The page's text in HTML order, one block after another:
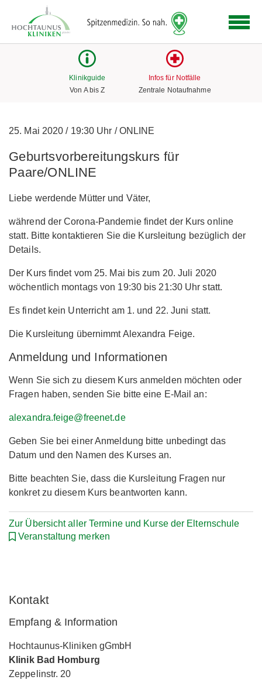
Link
zur
Klinikguide
Von A bis Z
Infos für Notfälle
Zentrale Notaufnahme
25. Mai 2020/19:30 Uhr /ONLINE
Geburtsvorbereitungskurs für
Paare/ONLINE
Liebe werdende Mütter und Väter,
während der Corona-Pandemie findet der Kurs online
statt. Bitte kontaktieren Sie die Kursleitung bezüglich der
Details.
Der Kurs findet vom 25. Mai bis zum 20. Juli 2020
wöchentlich montags von 19:30 bis 21:30 Uhr statt.
Es findet kein Unterricht am 1. und 22. Juni statt.
Die Kursleitung übernimmt Alexandra Feige.
Anmeldung und Informationen
Wenn Sie sich zu diesem Kurs anmelden möchten oder
Fragen haben, senden Sie bitte eine E-Mail an:
alexandra.feige@freenet.de
Geben Sie bei einer Anmeldung bitte unbedingt das
Datum und den Namen des Kurses an.
Bitte beachten Sie, dass die Kursleitung Fragen nur
konkret zu diesem Kurs beantworten kann.
Zur Übersicht aller Termine und Kurse der Elternschule
Veranstaltung merken
Kontakt
Empfang & Information
Hochtaunus-Kliniken gGmbH
Klinik Bad Homburg
Zeppelinstr. 20